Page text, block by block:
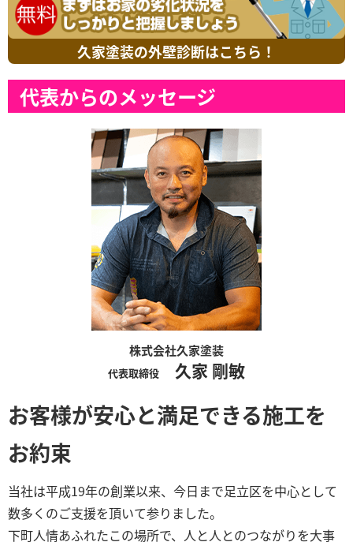
久家塗装の外壁診断はこちら！
代表からのメッセージ
株式会社久家塗装
代表取締役 久家 剛敏
お客様が安心と満足できる施工を
お約束
当社は平成19年の創業以来、今日まで足立区を中心として
数多くのご支援を頂いて参りました。
下町人情あふれたこの場所で、人と人とのつながりを大事